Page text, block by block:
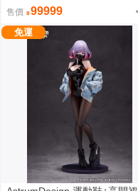
售價 99999
免運